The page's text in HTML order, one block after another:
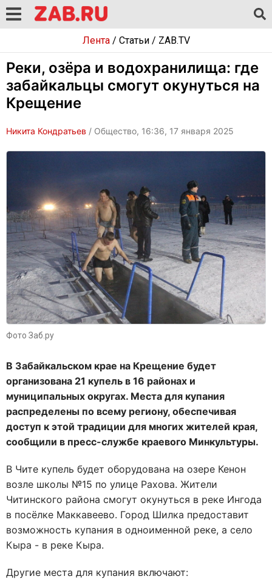
Лента/ Статьи/ ZAB.TV
Реки, озёра и водохранилища: где
забайкальцы смогут окунуться на
Крещение
Никита Кондратьев / Общество, 16:36, 17 января 2025
Фото Заб.ру
В Забайкальском крае на Крещение будет
организована 21 купель в 16 районах и
муниципальных округах. Места для купания
распределены по всему региону, обеспечивая
доступ к этой традиции для многих жителей края,
сообщили в пресс-службе краевого Минкультуры.
В Чите купель будет оборудована на озере Кенон
возле школы №15 по улице Рахова. Жители
Читинского района смогут окунуться в реке Ингода
в посёлке Маккавеево. Город Шилка предоставит
возможность купания в одноименной реке, а село
Кыра - в реке Кыра.
Другие места для купания включают: